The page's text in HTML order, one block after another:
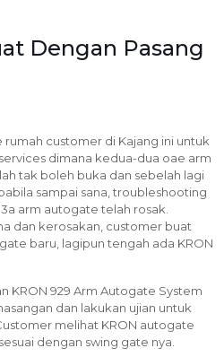
Dengan Pasang
customer di Kajang ini untuk
dimana kedua-dua oae arm
tak boleh buka dan sebelah lagi
sampai sana, troubleshooting
arm autogate telah rosak.
dan kerosakan, customer buat
baru, lagipun tengah ada KRON
KRON 929 Arm Autogate System
dan lakukan ujian untuk
melihat KRON autogate
dengan swing gate nya.